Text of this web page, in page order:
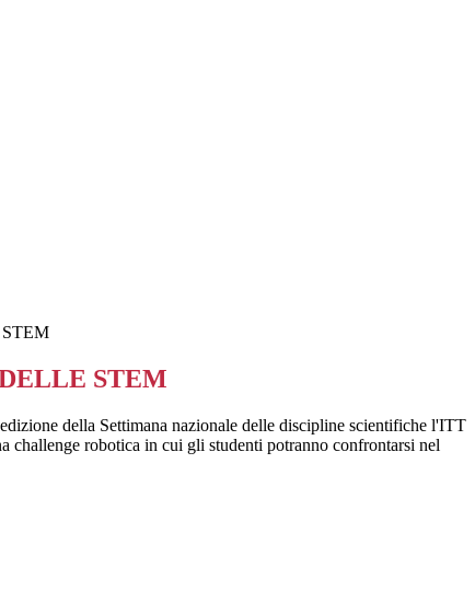
STEM
della Settimana nazionale delle discipline scientifiche l'ITT
challenge robotica in cui gli studenti potranno confrontarsi nel